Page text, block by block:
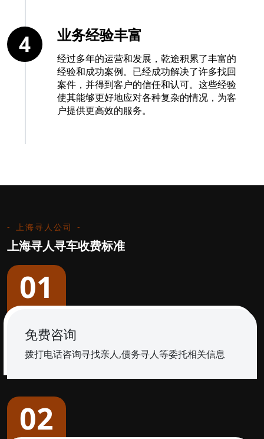
业务经验丰富
经过多年的运营和发展，乾途积累了丰富的
经验和成功案例。已经成功解决了许多找回
案件，并得到客户的信任和认可。这些经验
使其能够更好地应对各种复杂的情况，为客
户提供更高效的服务。
4
上海寻人公司
上海寻人寻车收费标准
01
免费咨询
拨打电话咨询寻找亲人,债务寻人等委托相关信息
02